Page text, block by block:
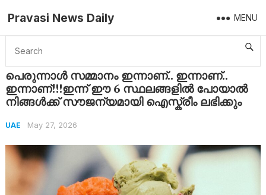
Pravasi News Daily MENU
Home UAE പെരുന്നാൾ സമ്മാനം ഇന്നാണ്.. ഇന്നാണ്.. ഇന്നാണ്!!!ഇന്ന് ഈ 6 സ്ഥലങ്ങളിൽ പോയാൽ നിങ്ങൾക്ക് സൗജന്യമായി ഐസ്ക്രീം ലഭിക്കും
പെരുന്നാൾ സമ്മാനം ഇന്നാണ്.. ഇന്നാണ്..
ഇന്നാണ്!!!ഇന്ന് ഈ 6 സ്ഥലങ്ങളിൽ പോയാൽ
നിങ്ങൾക്ക് സൗജന്യമായി ഐസ്ക്രീം ലഭിക്കും
UAE May 27, 2026